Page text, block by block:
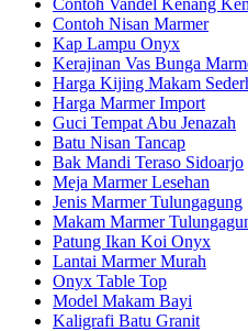
Contoh Nisan Marmer
Kap Lampu Onyx
Kerajinan Vas Bunga
Harga Kijing Makam
Harga Marmer Import
Guci Tempat Abu Jenazah
Batu Nisan Tancap
Bak Mandi Teraso Sidoarjo
Meja Marmer Lesehan
Jenis Marmer Tulungagung
Makam Marmer
Patung Ikan Koi Onyx
Lantai Marmer Murah
Onyx Table Top
Model Makam Bayi
Kaligrafi Batu Granit